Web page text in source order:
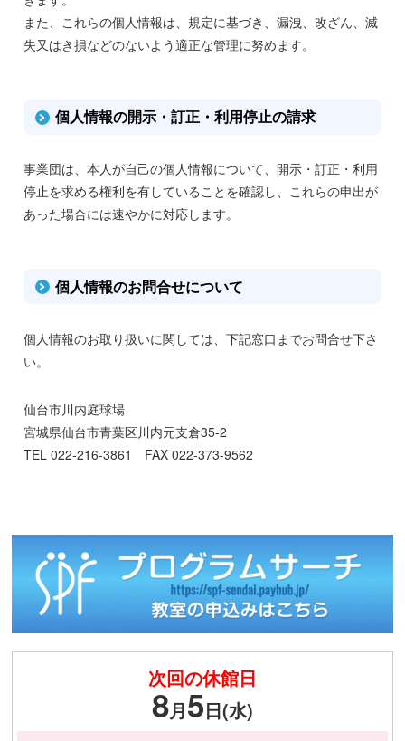
また、これらの個人情報は、規定に基づき、漏洩、改ざん、滅
失又はき損などのないよう適正な管理に努めます。
個人情報の開示・訂正・利用停止の請求
事業団は、本人が自己の個人情報について、開示・訂正・利用
停止を求める権利を有していることを確認し、これらの申出が
あった場合には速やかに対応します。
個人情報のお問合せについて
個人情報のお取り扱いに関しては、下記窓口までお問合せ下さ
い。
仙台市川内庭球場
宮城県仙台市青葉区川内元支倉35-2
TEL 022-216-3861 FAX 022-373-9562
次回の休館日
8月5日(水)